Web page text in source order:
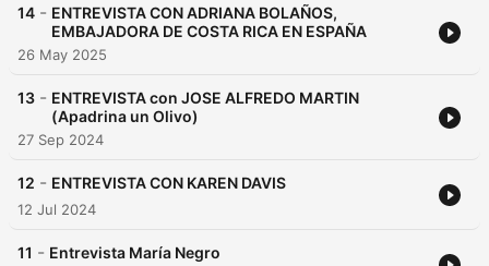
14 - ENTREVISTA CON ADRIANA BOLAÑOS,
EMBAJADORA DE COSTA RICA EN ESPAÑA
26 May 2025
13 - ENTREVISTA con JOSE ALFREDO MARTIN
(Apadrina un Olivo)
27 Sep 2024
12 - ENTREVISTA CON KAREN DAVIS
12 Jul 2024
11 - Entrevista María Negro